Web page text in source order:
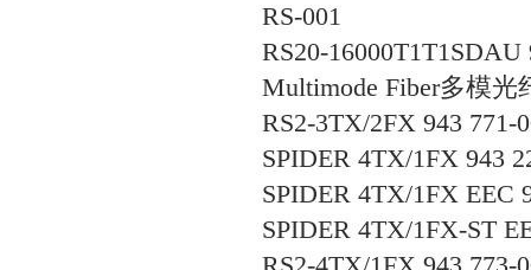
RS-001
RS20-16000T1T1SDAU
Multimode Fiber多模光
RS2-3TX/2FX 943 771-
SPIDER 4TX/1FX 943
SPIDER 4TX/1FX EEC
SPIDER 4TX/1FX-ST